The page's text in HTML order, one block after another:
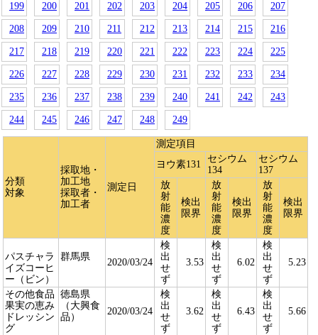
199 200 201 202 203 204 205 206 207
208 209 210 211 212 213 214 215 216
217 218 219 220 221 222 223 224 225
226 227 228 229 230 231 232 233 234
235 236 237 238 239 240 241 242 243
244 245 246 247 248 249
分類
対象
採取地・
加工地
採取者・
加工者
測定日
測定項目
ヨウ素131
セシウム
134
セシウム
137
放
射
能
濃
度
検出
限界
放
射
能
濃
度
検出
限界
放
射
能
濃
度
検出
限界
パスチャラ
イズコーヒ
ー（ビン）
群馬県
2020/03/24
検
出
せ
ず
3.53
検
出
せ
ず
6.02
検
出
せ
ず
5.23
その他食品
果実の恵み
ドレッシン
グ
徳島県
（大興食
品）
2020/03/24
検
出
せ
ず
3.62
検
出
せ
ず
6.43
検
出
せ
ず
5.66